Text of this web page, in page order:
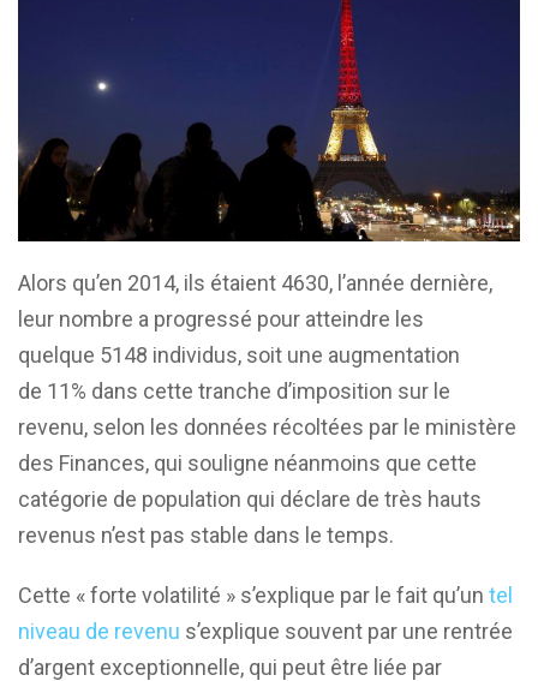
Alors qu’en 2014, ils étaient 4630, l’année dernière,
leur nombre a progressé pour atteindre les
quelque 5148 individus, soit une augmentation
de 11% dans cette tranche d’imposition sur le
revenu, selon les données récoltées par le ministère
des Finances, qui souligne néanmoins que cette
catégorie de population qui déclare de très hauts
revenus n’est pas stable dans le temps.
Cette « forte volatilité » s’explique par le fait qu’un tel
niveau de revenu s’explique souvent par une rentrée
d’argent exceptionnelle, qui peut être liée par